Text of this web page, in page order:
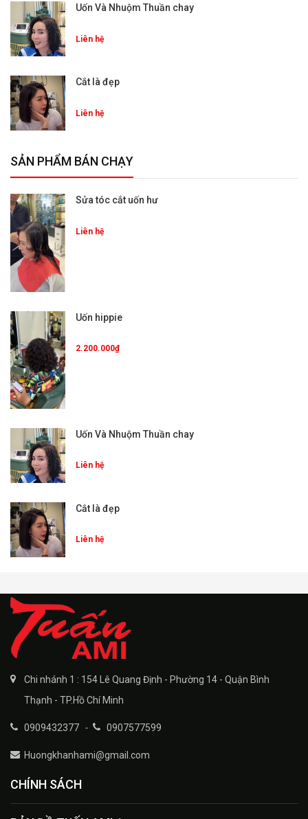
Uốn Và Nhuộm Thuần chay
Liên hệ
Cắt là đẹp
Liên hệ
SẢN PHẨM BÁN CHẠY
Sửa tóc cắt uốn hư
Liên hệ
Uốn hippie
2.200.000₫
Uốn Và Nhuộm Thuần chay
Liên hệ
Cắt là đẹp
Liên hệ
Chi nhánh 1 : 154 Lê Quang Định - Phường 14 - Quận Bình
Thạnh - TP.Hồ Chí Minh
0909432377 - 0907577599
Huongkhanhami@gmail.com
CHÍNH SÁCH